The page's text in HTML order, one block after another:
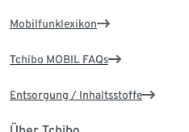
Mobilfunklexikon
Tchibo MOBIL FAQs
Entsorgung / Inhaltsstoffe